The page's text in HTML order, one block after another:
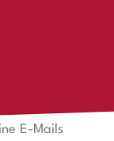
E-Mails